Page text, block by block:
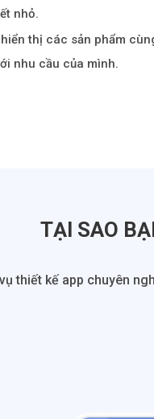
nhỏ.
thị các sản phẩm
nhu cầu của mình.
TẠI SAO
thiết kế app chuyên